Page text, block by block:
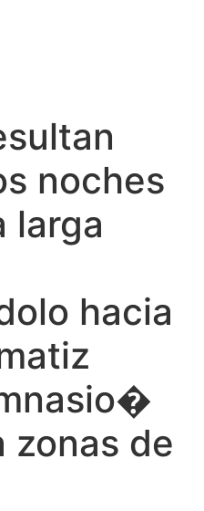
noches
larga
hacia
zonas de